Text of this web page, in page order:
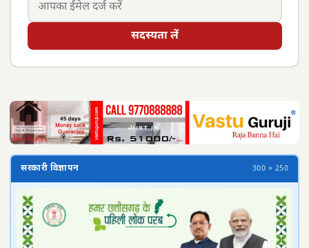
सदस्यता लें
सरकारी विज्ञापन 300 × 250